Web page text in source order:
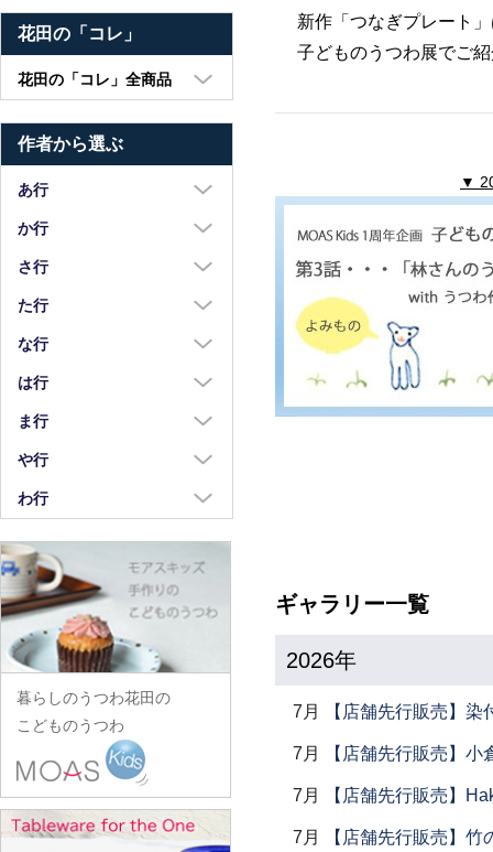
新作「つなぎプレート
子どものうつわ展でご
▼
ギャラリー一覧
2026年
7月 【店舗先行販売】染
7月 【店舗先行販売】
7月 【店舗先行販売】
7月 【店舗先行販売】竹
花田の「コレ」
花田の「コレ」全商品
鉢・湯呑・カップ
汁椀・土鍋・折敷
小物・カトラリー
作者から選ぶ
あ行
浅野奈生
苧野直樹
安達和治
荒川真吾
荒賀文成
有馬和博
iiDA Woodturning
伊賀焼土楽
池島直人
池島仁美
生島賢
生島明水
池田大介
石川漆宝堂
石田誠
か行
蠣崎マコト
葛西国太郎
葛西義信
河上智美
川合孝知
川辺忠
川村宏樹
幹山繁太
季更器窯
岸野寛
北野敏一（犀ノ音窯）
日下華子
葛和万紀
さ行
坂本達哉
佐川岳彦
佐々木暢子
重田良古
島田まるみ
志村睦彦
城進
菅原博之
杉本太郎
鈴木重孝
鈴木潤吾
た行
高島慎一
高木剛
瀧田操
田中あい
田中佐和子
谷口嘉
谷永太郎
玉山保男
田沼英里
崔在皓
な行
中荒江道子
中尾万作
中川紀夫
中町いずみ
中村一也
中村幸一郎
d.Tam 中村孝子/桃子
中村智美
中村真紀
中山孝志
名古路英介
西納三枝
は行
橋村大作
長谷川由香
畑中篤
花岡隆
花田オリジナル
羽生直記
林京子
林拓児
原口潔
原田七重
原田譲
原光弘
日高伸治
ま行
前田麻美
正木春蔵
松浦コータロー
松浦ナオコ
松葉勇輝
松本郁美
松本優樹
松本良夫
三浦侑子
水垣千悦
水野克俊
や行
八木橋昇
山口硝子
山口利枝
山崎葉
山田洋次
山田隆太郎
山中恵介
山本哲也
山本恭代
山本亮平
わ行
ワダコーヘー
渡辺信史
渡邊心平
暮らしのうつわ花田の
こどものうつわ